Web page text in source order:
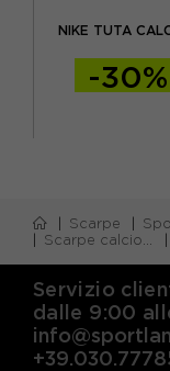
NIKE TUTA
-30%
Scarpe
Scarpe calcio firm ground (fg)
Servizio
dalle 9:00